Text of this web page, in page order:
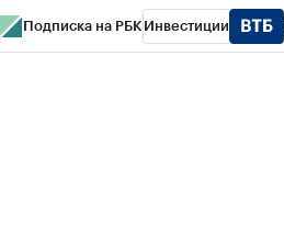
Подписка на РБК Инвестиции